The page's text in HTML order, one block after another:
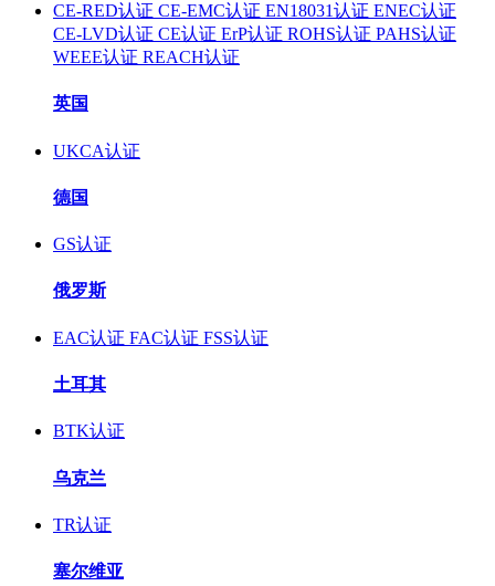
CE-RED认证 CE-EMC认证 EN18031认证 ENEC认证
CE-LVD认证 CE认证 ErP认证 ROHS认证 PAHS认证
WEEE认证 REACH认证
英国
UKCA认证
德国
GS认证
俄罗斯
EAC认证 FAC认证 FSS认证
土耳其
BTK认证
乌克兰
TR认证
塞尔维亚